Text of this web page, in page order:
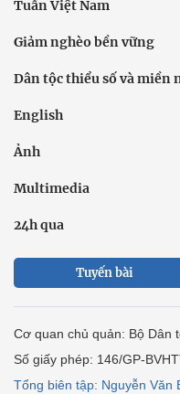
Tuần Việt Nam
Giảm nghèo bền vững
Dân tộc thiểu số và miền
English
Ảnh
Multimedia
24h qua
Tuyến bài
Cơ quan chủ quản: Bộ Dân
Số giấy phép: 146/GP-
Tổng biên tập: Nguyễn Văn